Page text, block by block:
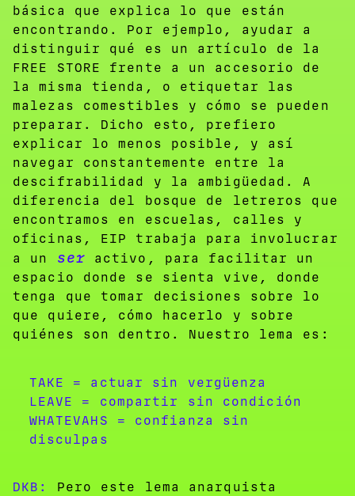
básica que explica lo que están
encontrando. Por ejemplo, ayudar a
distinguir qué es un artículo de la
FREE STORE frente a un accesorio de
la misma tienda, o etiquetar las
malezas comestibles y cómo se pueden
preparar. Dicho esto, prefiero
explicar lo menos posible, y así
navegar constantemente entre la
descifrabilidad y la ambigüedad. A
diferencia del bosque de letreros que
encontramos en escuelas, calles y
oficinas, EIP trabaja para involucrar
a un ser activo, para facilitar un
espacio donde se sienta vive, donde
tenga que tomar decisiones sobre lo
que quiere, cómo hacerlo y sobre
quiénes son dentro. Nuestro lema es:
TAKE = actuar sin vergüenza
LEAVE = compartir sin condición
WHATEVAHS = confianza sin
disculpas
DKB:
Pero este lema anarquista